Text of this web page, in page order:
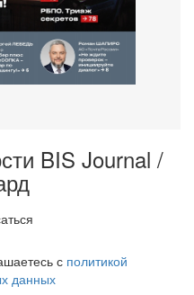
BIS Journal /
с политикой
данных